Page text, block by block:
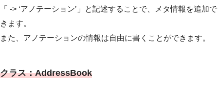
「 -> ‘アノテーション’」と記述することで、メタ情報を追加で
きます。
また、アノテーションの情報は自由に書くことができます。
クラス：AddressBook